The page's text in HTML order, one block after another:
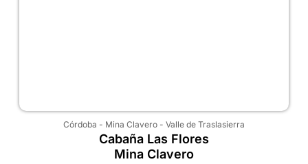
Córdoba - Mina Clavero - Valle de Traslasierra
Cabaña Las Flores
Mina Clavero